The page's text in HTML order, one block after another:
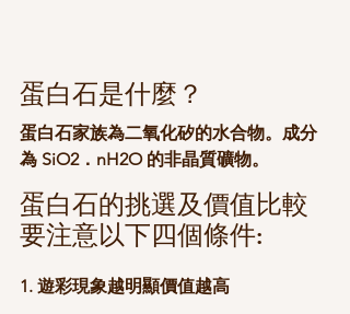
蛋白石是什麼？
蛋白石家族為二氧化矽的水合物。成分
為 SiO2．nH2O 的非晶質礦物。
蛋白石的挑選及價值比較
要注意以下四個條件:
1. 遊彩現象越明顯價值越高